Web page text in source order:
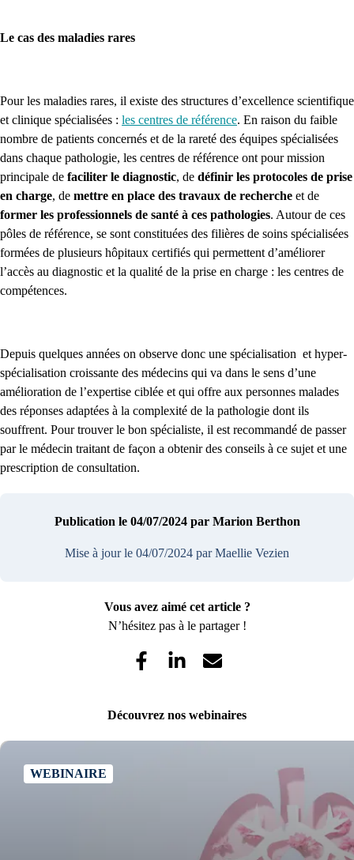
Le cas des maladies rares
Pour les maladies rares, il existe des structures d’excellence scientifique
et clinique spécialisées : les centres de référence. En raison du faible
nombre de patients concernés et de la rareté des équipes spécialisées
dans chaque pathologie, les centres de référence ont pour mission
principale de faciliter le diagnostic, de définir les protocoles de prise
en charge, de mettre en place des travaux de recherche et de
former les professionnels de santé à ces pathologies. Autour de ces
pôles de référence, se sont constituées des filières de soins spécialisées
formées de plusieurs hôpitaux certifiés qui permettent d’améliorer
l’accès au diagnostic et la qualité de la prise en charge : les centres de
compétences.
Depuis quelques années on observe donc une spécialisation et hyper-
spécialisation croissante des médecins qui va dans le sens d’une
amélioration de l’expertise ciblée et qui offre aux personnes malades
des réponses adaptées à la complexité de la pathologie dont ils
souffrent. Pour trouver le bon spécialiste, il est recommandé de passer
par le médecin traitant de façon a obtenir des conseils à ce sujet et une
prescription de consultation.
Publication le 04/07/2024 par Marion Berthon
Mise à jour le 04/07/2024 par Maellie Vezien
Vous avez aimé cet article ?
N’hésitez pas à le partager !
Découvrez nos webinaires
WEBINAIRE